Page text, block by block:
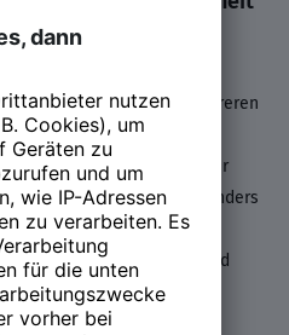
Wirtschaft, Politik &
widmet sie sich seit mehreren
Arbeitswelt. Neben den
nimmt sie immer
Work in den Blick. Besonders
Arbeitsplatzkonzepte und
umgesetzt werden und
unser Leben haben. (Ihr
und Soziologie